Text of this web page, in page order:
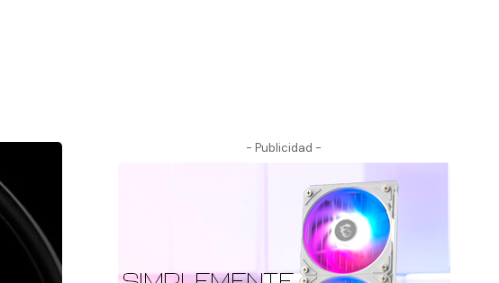
- Publicidad -